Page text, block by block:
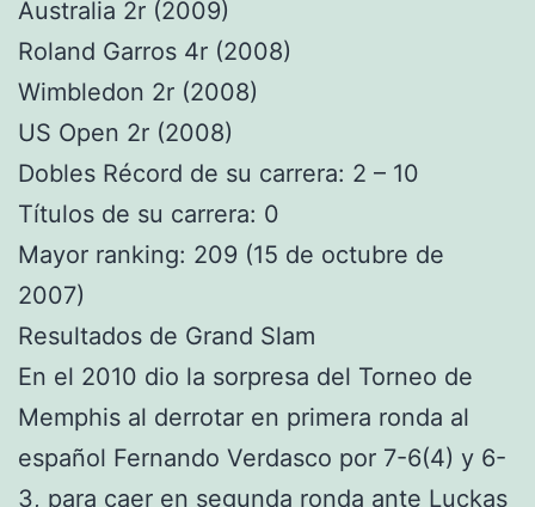
Australia 2r (2009)
Roland Garros 4r (2008)
Wimbledon 2r (2008)
US Open 2r (2008)
Dobles Récord de su carrera: 2 – 10
Títulos de su carrera: 0
Mayor ranking: 209 (15 de octubre de
2007)
Resultados de Grand Slam
En el 2010 dio la sorpresa del Torneo de
Memphis al derrotar en primera ronda al
español Fernando Verdasco por 7-6(4) y 6-
3, para caer en segunda ronda ante Luckas